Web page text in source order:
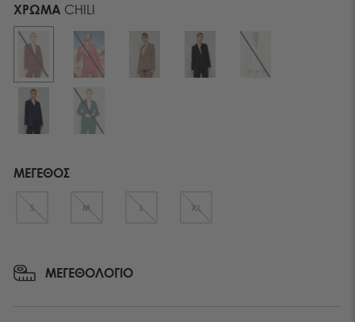
ΧΡΏΜΑ CHILI
ΜΕΓΕΘΟΣ
S M L XL
ΜΕΓΕΘΟΛΟΓΙΟ